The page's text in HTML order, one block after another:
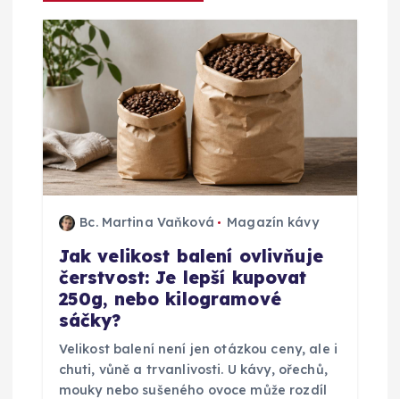
e
p
r
o
p
Bc. Martina Vaňková Magazín kávy
Jak velikost balení ovlivňuje
čerstvost: Je lepší kupovat
250g, nebo kilogramové
sáčky?
Velikost balení není jen otázkou ceny, ale i
chuti, vůně a trvanlivosti. U kávy, ořechů,
mouky nebo sušeného ovoce může rozdíl